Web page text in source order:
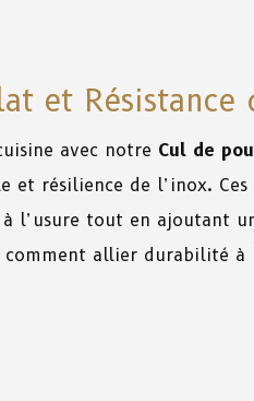
et Résistance
avec notre Cul de
et résilience de l’inox.
l’usure tout en ajoutant
comment allier durabilité à